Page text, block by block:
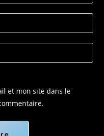
et mon site dans le